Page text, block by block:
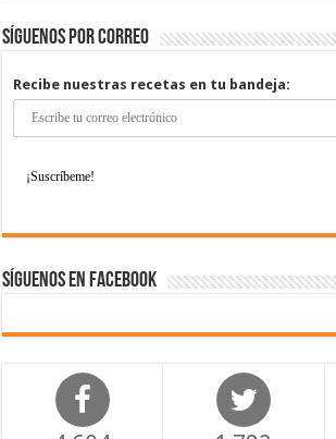
Síguenos por correo
Recibe nuestras recetas en tu bandeja:
Síguenos en Facebook